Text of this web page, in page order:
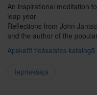
An inspirational meditation
leap year
Reflections from John
and the author of the
Apskatīt tiešsaistes katalogā
Iepriekšējā